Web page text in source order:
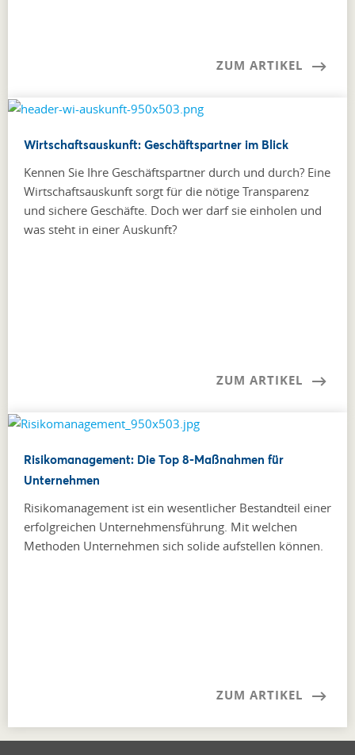
ZUM ARTIKEL
Wirtschaftsauskunft: Geschäftspartner im Blick
Kennen Sie Ihre Geschäftspartner durch und durch? Eine
Wirtschaftsauskunft sorgt für die nötige Transparenz
und sichere Geschäfte. Doch wer darf sie einholen und
was steht in einer Auskunft?
ZUM ARTIKEL
Risikomanagement: Die Top 8-Maßnahmen für
Unternehmen
Risikomanagement ist ein wesentlicher Bestandteil einer
erfolgreichen Unternehmensführung. Mit welchen
Methoden Unternehmen sich solide aufstellen können.
ZUM ARTIKEL